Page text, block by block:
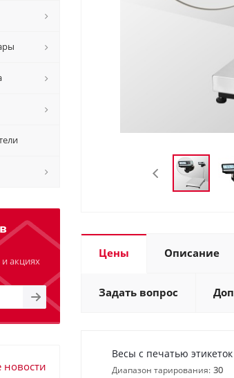
Цены Описание
Задать вопрос
Весы с печатью
Диапазон тарирования: 30
и акциях
новости